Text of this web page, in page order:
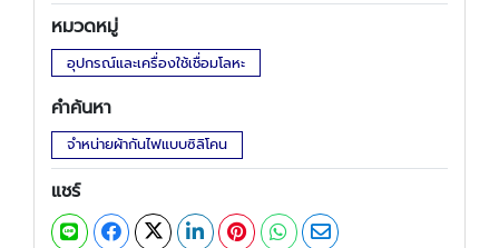
หมวดหมู่
อุปกรณ์และเครื่องใช้เชื่อมโลหะ
คำค้นหา
จำหน่ายผ้ากันไฟแบบซิลิโคน
แชร์